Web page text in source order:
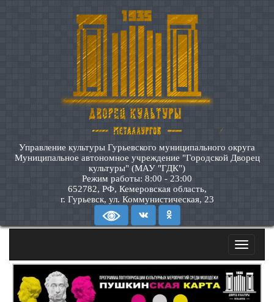
Управление культуры Гурьевского муниципального округа
Муниципальное автономное учреждение "Городской Дворец
культуры" (МАУ "ГДК")
Режим работы: 8:00 - 23:00
652782, РФ, Кемеровская область,
г. Гурьевск, ул. Коммунистическая, 23
Toggle